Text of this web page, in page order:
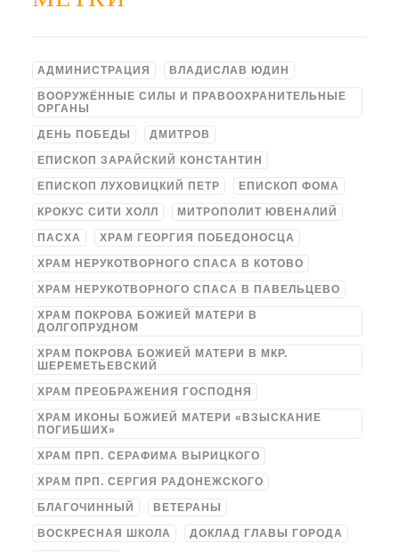
АДМИНИСТРАЦИЯ ВЛАДИСЛАВ ЮДИН
ВООРУЖЁННЫЕ СИЛЫ И ПРАВООХРАНИТЕЛЬНЫЕ
ОРГАНЫ
ДЕНЬ ПОБЕДЫ ДМИТРОВ
ЕПИСКОП ЗАРАЙСКИЙ КОНСТАНТИН
ЕПИСКОП ЛУХОВИЦКИЙ ПЕТР ЕПИСКОП ФОМА
КРОКУС СИТИ ХОЛЛ МИТРОПОЛИТ ЮВЕНАЛИЙ
ПАСХА ХРАМ ГЕОРГИЯ ПОБЕДОНОСЦА
ХРАМ НЕРУКОТВОРНОГО СПАСА В КОТОВО
ХРАМ НЕРУКОТВОРНОГО СПАСА В ПАВЕЛЬЦЕВО
ХРАМ ПОКРОВА БОЖИЕЙ МАТЕРИ В
ДОЛГОПРУДНОМ
ХРАМ ПОКРОВА БОЖИЕЙ МАТЕРИ В МКР.
ШЕРЕМЕТЬЕВСКИЙ
ХРАМ ПРЕОБРАЖЕНИЯ ГОСПОДНЯ
ХРАМ ИКОНЫ БОЖИЕЙ МАТЕРИ «ВЗЫСКАНИЕ
ПОГИБШИХ»
ХРАМ ПРП. СЕРАФИМА ВЫРИЦКОГО
ХРАМ ПРП. СЕРГИЯ РАДОНЕЖСКОГО
БЛАГОЧИННЫЙ ВЕТЕРАНЫ
ВОСКРЕСНАЯ ШКОЛА ДОКЛАД ГЛАВЫ ГОРОДА